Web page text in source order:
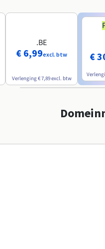
.BE
€ 6,99excl. btw
Verlenging € 7,89excl. btw
€